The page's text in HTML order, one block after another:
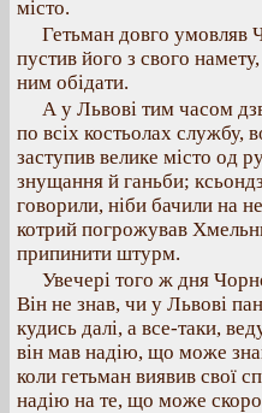
місто.
Гетьман довго умовляв
пустив його з свого
ним обідати.
А у Львові тим часом
по всіх костьолах службу,
заступив велике місто од
знущання й ганьби;
говорили, ніби бачили на
котрий погрожував
припинити штурм.
Увечері того ж дня
Він не знав, чи у Львові
кудись далі, а все-таки,
він мав надію, що може
коли гетьман виявив свої
надію на те, що може